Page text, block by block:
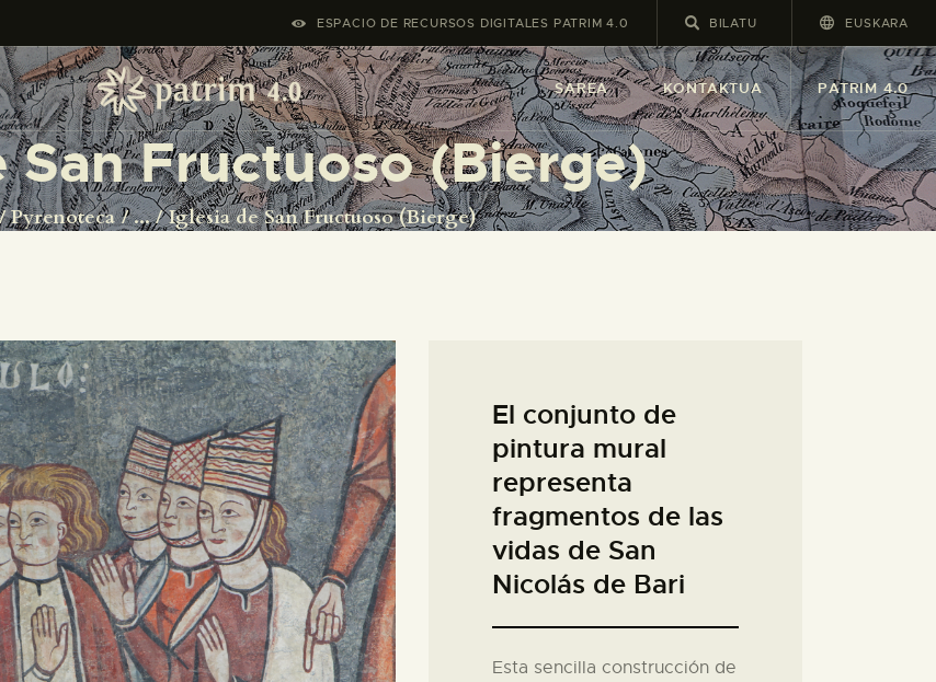
ESPACIO DE RECURSOS DIGITALES PATRIM 4.0 EUSKARA
SAREA KONTAKTUA PATRIM 4.0
San Fructuoso (Bierge)
Pyrenoteca ... Iglesia de San Fructuoso (Bierge)
4.0
El conjunto de
pintura mural
representa
fragmentos de las
vidas de San
Nicolás de Bari
Esta sencilla construcción de